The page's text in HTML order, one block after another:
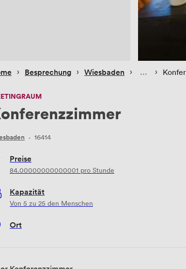
› Besprechung › Wiesbaden › ›
· 16414
Preise
84.00000000000001 pro Stunde
Kapazität
Von 5 zu 25 den Menschen
Ort